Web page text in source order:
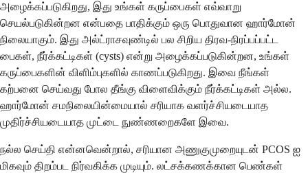
அழைக்கப்படுகிறது, இது உங்கள் கருப்பைகள் எவ்வாறு
செயல்படுகின்றன என்பதை பாதிக்கும் ஒரு பொதுவான ஹார்மோன்
நிலையாகும். இது அல்ட்ராசவுண்டில் பல சிறிய திரவ-நிரப்பப்பட்ட
பைகள், நீர்க்கட்டிகள் (cysts) என்று அழைக்கப்படுகின்றன, உங்கள்
கருப்பைகளின் விளிம்புகளில் காணப்படுகிறது. இவை நீங்கள்
கற்பனை செய்வது போல தீங்கு விளைவிக்கும் நீர்க்கட்டிகள் அல்ல.
ஹார்மோன் சமநிலையின்மையால் சரியாக வளர்ச்சியடையாத
முதிர்ச்சியடையாத முட்டை நுண்ணறைகளே இவை.
நல்ல செய்தி என்னவென்றால், சரியான அணுகுமுறையுடன் PCOS ஐ
மிகவும் திறம்பட நிர்வகிக்க முடியும். லட்சக்கணக்கான பெண்கள்